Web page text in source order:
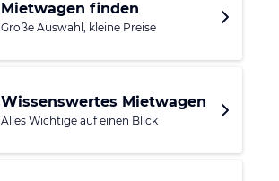
Mietwagen finden
Große Auswahl, kleine Preise
Wissenswertes Mietwagen
Alles Wichtige auf einen Blick